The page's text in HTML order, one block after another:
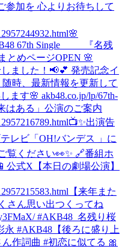
加を 心よりお待ちして
🌸
67th Single 『名残
めページOPEN 🌸
ました！📢💕 発売記念イ
時、最新情報を更新して
ます🌸 akb48.co.jp/lp/67th-
はある」公演のご案内
📺✨出演告
レビ「OH!バンデス 」に
覧ください👀✨ 🔗番組ホ
公式X 【本日の劇場公演】
【来年また
さん思い出つくってね
#AKB48_名残り桜
永 #AKB48 【後ろに盛り上
作詞曲 #初恋に似てる 🎀